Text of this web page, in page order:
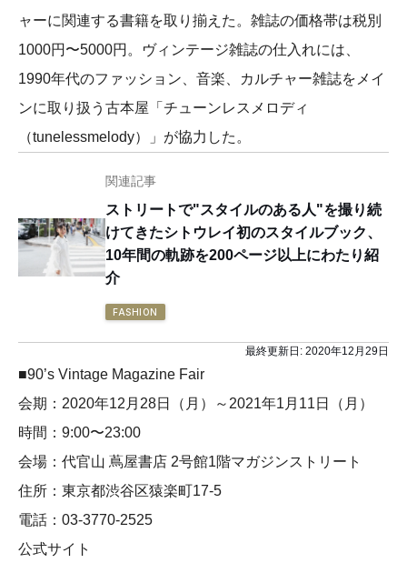
ャーに関連する書籍を取り揃えた。雑誌の価格帯は税別
1000円〜5000円。ヴィンテージ雑誌の仕入れには、
1990年代のファッション、音楽、カルチャー雑誌をメイ
ンに取り扱う古本屋「チューンレスメロディ
（tunelessmelody）」が協力した。
関連記事
ストリートで"スタイルのある人"を撮り続
けてきたシトウレイ初のスタイルブック、
10年間の軌跡を200ページ以上にわたり紹
介
FASHION
最終更新日: 2020年12月29日
■90’s Vintage Magazine Fair
会期：2020年12月28日（月）～2021年1月11日（月）
時間：9:00〜23:00
会場：代官山 蔦屋書店 2号館1階マガジンストリート
住所：東京都渋谷区猿楽町17-5
電話：03-3770-2525
公式サイト